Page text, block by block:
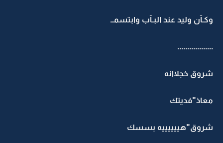
وكـآن وليد عند البـآب وابتسمــ
..................
شروق خجلاانه
معاذ"فديتك
شروق"هييييييه بسسك